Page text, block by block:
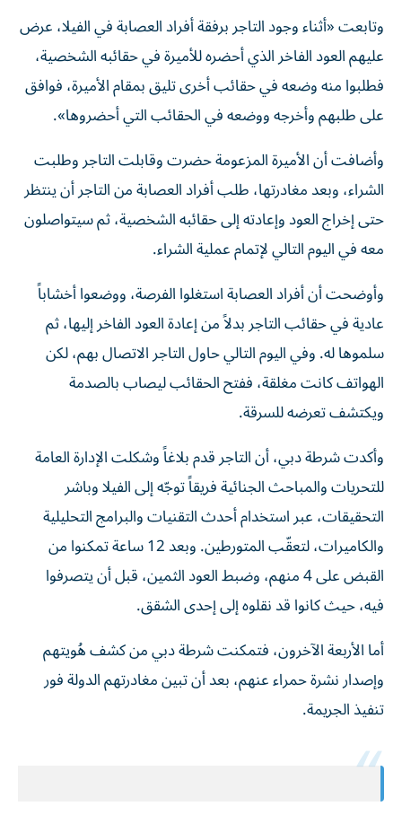
وتابعت «أثناء وجود التاجر برفقة أفراد العصابة في الفيلا، عرض
عليهم العود الفاخر الذي أحضره للأميرة في حقائبه الشخصية،
فطلبوا منه وضعه في حقائب أخرى تليق بمقام الأميرة، فوافق
على طلبهم وأخرجه ووضعه في الحقائب التي أحضروها».
وأضافت أن الأميرة المزعومة حضرت وقابلت التاجر وطلبت
الشراء، وبعد مغادرتها، طلب أفراد العصابة من التاجر أن ينتظر
حتى إخراج العود وإعادته إلى حقائبه الشخصية، ثم سيتواصلون
معه في اليوم التالي لإتمام عملية الشراء.
وأوضحت أن أفراد العصابة استغلوا الفرصة، ووضعوا أخشاباً
عادية في حقائب التاجر بدلاً من إعادة العود الفاخر إليها، ثم
سلموها له. وفي اليوم التالي حاول التاجر الاتصال بهم، لكن
الهواتف كانت مغلقة، ففتح الحقائب ليصاب بالصدمة
ويكتشف تعرضه للسرقة.
وأكدت شرطة دبي، أن التاجر قدم بلاغاً وشكلت الإدارة العامة
للتحريات والمباحث الجنائية فريقاً توجّه إلى الفيلا وباشر
التحقيقات، عبر استخدام أحدث التقنيات والبرامج التحليلية
والكاميرات، لتعقّب المتورطين. وبعد 12 ساعة تمكنوا من
القبض على 4 منهم، وضبط العود الثمين، قبل أن يتصرفوا
فيه، حيث كانوا قد نقلوه إلى إحدى الشقق.
أما الأربعة الآخرون، فتمكنت شرطة دبي من كشف هُويتهم
وإصدار نشرة حمراء عنهم، بعد أن تبين مغادرتهم الدولة فور
تنفيذ الجريمة.